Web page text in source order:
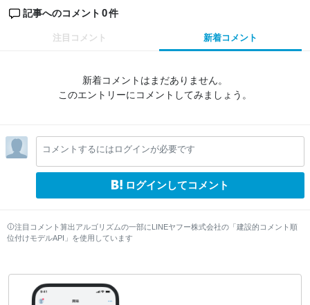
記事へのコメント 0件
注目コメント 新着コメント
新着コメントはまだありません。
このエントリーにコメントしてみましょう。
コメントするにはログインが必要です
ログインしてコメント
注目コメント算出アルゴリズムの一部にLINEヤフー株式会社の「建設的コメント順
位付けモデルAPI」を使用しています